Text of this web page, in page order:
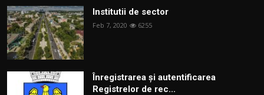
Institutii de sector
Feb 7, 2020 6255
Înregistrarea și autentificarea
Registrelor de rec...